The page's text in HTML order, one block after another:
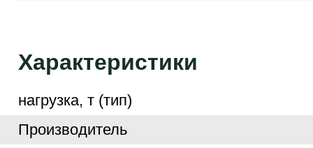
Характеристики
нагрузка, т (тип)
Производитель